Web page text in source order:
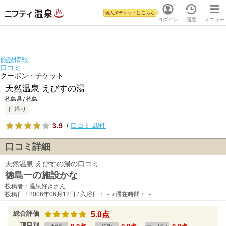
ログイン
購入済チケットはこちら
履歴 メニュー
施設情報
口コミ
クーポン・チケット
天然温泉 えびすの湯
徳島県 / 徳島
日帰り
3.9 / 口コミ 20件
口コミ詳細
天然温泉 えびすの湯の口コミ
徳島一の施設かな
投稿者：温泉好きさん
投稿日：2006年06月12日 / 入浴日： - / 滞在時間： -
総合評価 5.0点